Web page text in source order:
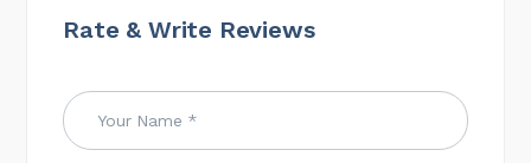
Rate & Write Reviews